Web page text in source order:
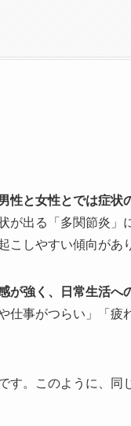
性と女性とでは症状
が出る「多関節炎」
こしやすい傾向があ
が強く、日常生活へ
仕事がつらい」「疲
す。このように、同